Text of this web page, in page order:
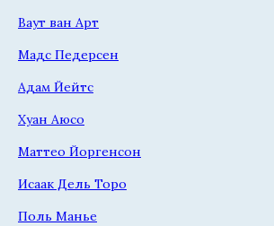
Ваут ван Арт
Мадс Педерсен
Адам Йейтс
Хуан Аюсо
Маттео Йоргенсон
Исаак Дель Торо
Поль Манье